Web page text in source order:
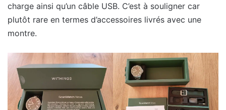
charge ainsi qu’un câble USB. C’est à souligner car
plutôt rare en termes d’accessoires livrés avec une
montre.